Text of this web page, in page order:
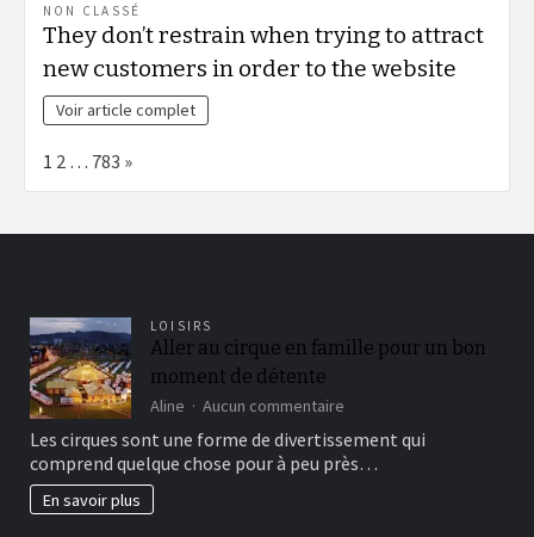
NON CLASSÉ
They don’t restrain when trying to attract
new customers in order to the website
Voir article complet
Page:
1 2 … 783 Next
»
LOISIRS
Aller au cirque en famille pour un bon
moment de détente
Aline Aucun commentaire
au
cirque
Les cirques sont une forme de divertissement qui
comprend quelque chose pour à peu près…
En savoir plus